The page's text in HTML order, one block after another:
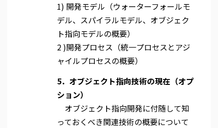
1) 開発モデル（ウォーターフォールモ
デル、スパイラルモデル、オブジェク
ト指向モデルの概要）
2 )開発プロセス（統一プロセスとアジ
ャイルプロセスの概要）
5．オブジェクト指向技術の現在（オプ
ション）
オブジェクト指向開発に付随して知
っておくべき関連技術の概要について